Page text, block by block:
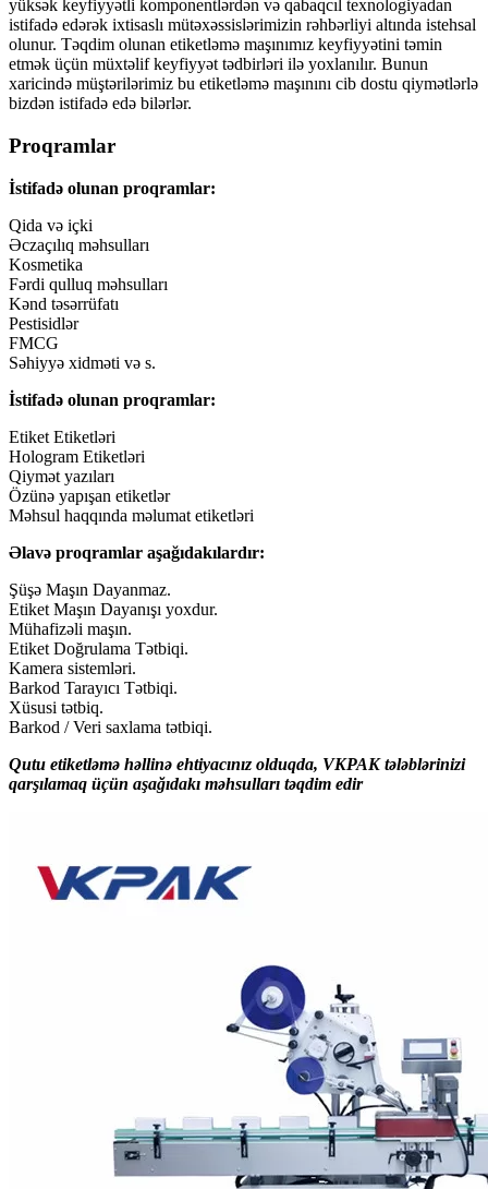
yüksək keyfiyyətli komponentlərdən və qabaqcıl texnologiyadan
istifadə edərək ixtisaslı mütəxəssislərimizin rəhbərliyi altında istehsal
olunur. Təqdim olunan etiketləmə maşınımız keyfiyyətini təmin
etmək üçün müxtəlif keyfiyyət tədbirləri ilə yoxlanılır. Bunun
xaricində müştərilərimiz bu etiketləmə maşınını cib dostu qiymətlərlə
bizdən istifadə edə bilərlər.
Proqramlar
İstifadə olunan proqramlar:
Qida və içki
Əczaçılıq məhsulları
Kosmetika
Fərdi qulluq məhsulları
Kənd təsərrüfatı
Pestisidlər
FMCG
Səhiyyə xidməti və s.
İstifadə olunan proqramlar:
Etiket Etiketləri
Hologram Etiketləri
Qiymət yazıları
Özünə yapışan etiketlər
Məhsul haqqında məlumat etiketləri
Əlavə proqramlar aşağıdakılardır:
Şüşə Maşın Dayanmaz.
Etiket Maşın Dayanışı yoxdur.
Mühafizəli maşın.
Etiket Doğrulama Tətbiqi.
Kamera sistemləri.
Barkod Tarayıcı Tətbiqi.
Xüsusi tətbiq.
Barkod / Veri saxlama tətbiqi.
Qutu etiketləmə həllinə ehtiyacınız olduqda, VKPAK tələblərinizi
qarşılamaq üçün aşağıdakı məhsulları təqdim edir